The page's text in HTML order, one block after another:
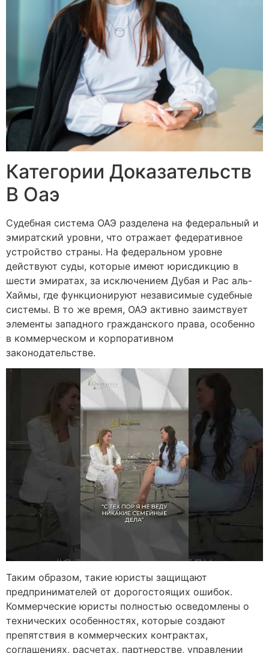
Категории Доказательств
В Оаэ
Судебная система ОАЭ разделена на федеральный и
эмиратский уровни, что отражает федеративное
устройство страны. На федеральном уровне
действуют суды, которые имеют юрисдикцию в
шести эмиратах, за исключением Дубая и Рас аль-
Хаймы, где функционируют независимые судебные
системы. В то же время, ОАЭ активно заимствует
элементы западного гражданского права, особенно
в коммерческом и корпоративном
законодательстве.
Таким образом, такие юристы защищают
предпринимателей от дорогостоящих ошибок.
Коммерческие юристы полностью осведомлены о
технических особенностях, которые создают
препятствия в коммерческих контрактах,
соглашениях, расчетах, партнерстве, управлении